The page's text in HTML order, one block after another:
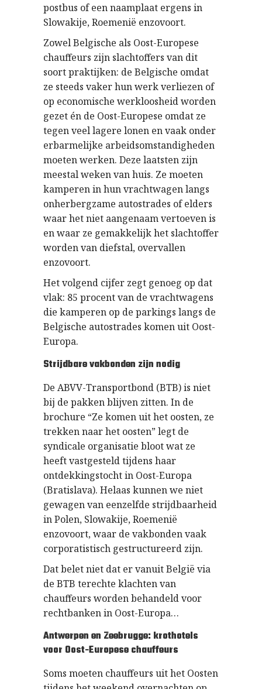
postbus of een naamplaat ergens in
Slowakije, Roemenië enzovoort.
Zowel Belgische als Oost-Europese
chauffeurs zijn slachtoffers van dit
soort praktijken: de Belgische omdat
ze steeds vaker hun werk verliezen of
op economische werkloosheid worden
gezet én de Oost-Europese omdat ze
tegen veel lagere lonen en vaak onder
erbarmelijke arbeidsomstandigheden
moeten werken. Deze laatsten zijn
meestal weken van huis. Ze moeten
kamperen in hun vrachtwagen langs
onherbergzame autostrades of elders
waar het niet aangenaam vertoeven is
en waar ze gemakkelijk het slachtoffer
worden van diefstal, overvallen
enzovoort.
Het volgend cijfer zegt genoeg op dat
vlak: 85 procent van de vrachtwagens
die kamperen op de parkings langs de
Belgische autostrades komen uit Oost-
Europa.
Strijdbare vakbonden zijn nodig
De ABVV-Transportbond (BTB) is niet
bij de pakken blijven zitten. In de
brochure “Ze komen uit het oosten, ze
trekken naar het oosten” legt de
syndicale organisatie bloot wat ze
heeft vastgesteld tijdens haar
ontdekkingstocht in Oost-Europa
(Bratislava). Helaas kunnen we niet
gewagen van eenzelfde strijdbaarheid
in Polen, Slowakije, Roemenië
enzovoort, waar de vakbonden vaak
corporatistisch gestructureerd zijn.
Dat belet niet dat er vanuit België via
de BTB terechte klachten van
chauffeurs worden behandeld voor
rechtbanken in Oost-Europa…
Antwerpen en Zeebrugge: krothotels
voor Oost-Europese chauffeurs
Soms moeten chauffeurs uit het Oosten